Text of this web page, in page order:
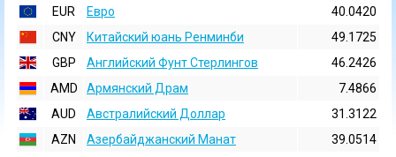
EUR
Евро
40.0420
CNY
Китайский юань Ренминби
49.1725
GBP
Английский Фунт Стерлингов
46.2426
AMD
Армянский Драм
7.4866
AUD
Австралийский Доллар
31.3122
AZN
Азербайджанский Манат
39.0514